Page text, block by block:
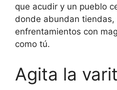
que acudir y un pueblo
donde abundan tiendas,
enfrentamientos con
como tú.
Agita la